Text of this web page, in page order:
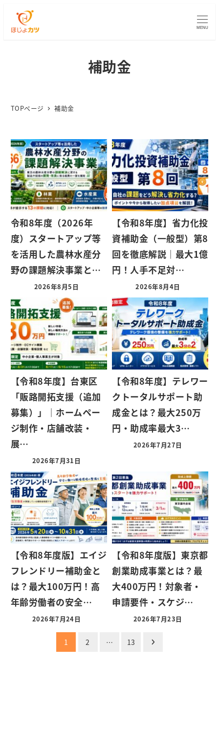
MENU
補助金
TOPページ 補助金
令和8年度（2026年
度）スタートアップ等
を活用した農林水産分
野の課題解決事業と…
2026年8月5日
【令和8年度】省力化投
資補助金（一般型）第8
回を徹底解説｜最大1億
円！人手不足対…
2026年8月4日
【令和8年度】台東区
「販路開拓支援（追加
募集）」｜ホームペー
ジ制作・店舗改装・
展…
2026年7月31日
【令和8年度】テレワー
クトータルサポート助
成金とは？最大250万
円・助成率最大3…
2026年7月27日
【令和8年度版】エイジ
フレンドリー補助金と
は？最大100万円！高
年齢労働者の安全…
2026年7月24日
【令和8年度版】東京都
創業助成事業とは？最
大400万円！対象者・
申請要件・スケジ…
2026年7月23日
1 2 … 13